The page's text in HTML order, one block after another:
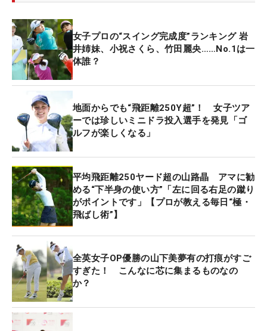
女子プロの“スイング完成度”ランキング 岩
井姉妹、小祝さくら、竹田麗央……No.1は一
体誰？
地面からでも“飛距離250Y超”！ 女子ツア
ーでは珍しいミニドラ投入選手を発見「ゴ
ルフが楽しくなる」
平均飛距離250ヤード超の山路晶 アマに勧
める“下半身の使い方”「左に回る右足の蹴り
がポイントです」【プロが教える毎日“極・
飛ばし術”】
全英女子OP優勝の山下美夢有の打痕がすご
すぎた！ こんなに芯に集まるものなの
か？